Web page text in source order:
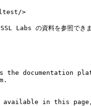
>
SSL Labs の資料
documentation
in this page,